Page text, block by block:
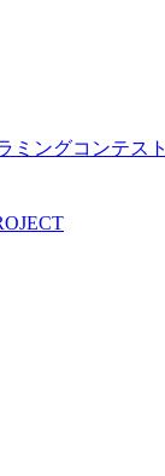
ミングコンテスト